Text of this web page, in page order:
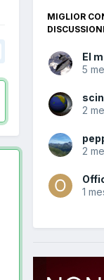
MIGLIOR
El
5
2
2
1